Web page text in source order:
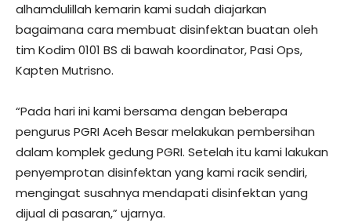
alhamdulillah kemarin kami sudah diajarkan
bagaimana cara membuat disinfektan buatan oleh
tim Kodim 0101 BS di bawah koordinator, Pasi Ops,
Kapten Mutrisno.
“Pada hari ini kami bersama dengan beberapa
pengurus PGRI Aceh Besar melakukan pembersihan
dalam komplek gedung PGRI. Setelah itu kami lakukan
penyemprotan disinfektan yang kami racik sendiri,
mengingat susahnya mendapati disinfektan yang
dijual di pasaran,” ujarnya.